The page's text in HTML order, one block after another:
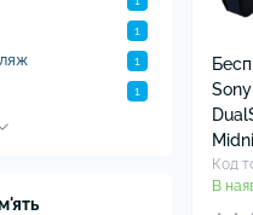
1
1
1
Код
В